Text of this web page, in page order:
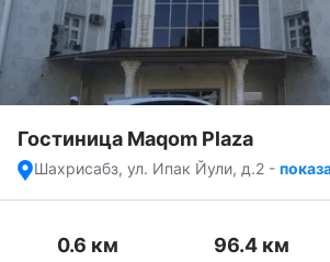
Гостиница Maqom Plaza
Шахрисабз, ул. Ипак Йули, д.2 -
0.6 км 96.4 км